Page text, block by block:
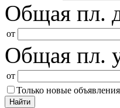
Общая пл.
от
Общая пл.
от
Только новые объявления
Найти